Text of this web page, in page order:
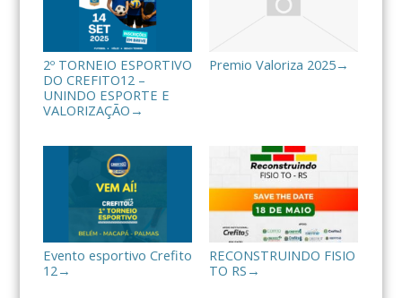
2º TORNEIO ESPORTIVO
DO CREFITO12 –
UNINDO ESPORTE E
VALORIZAÇÃO →
Premio Valoriza 2025→
Evento esportivo Crefito
12→
RECONSTRUINDO FISIO
TO RS →